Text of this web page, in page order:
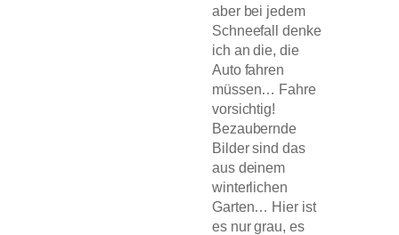
aber bei jedem
Schneefall denke
ich an die, die
Auto fahren
müssen… Fahre
vorsichtig!
Bezaubernde
Bilder sind das
aus deinem
winterlichen
Garten… Hier ist
es nur grau, es